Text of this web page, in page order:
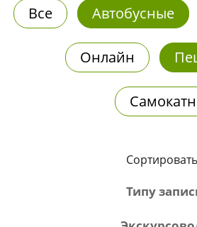
Все Автобусные
Онлайн
Типу